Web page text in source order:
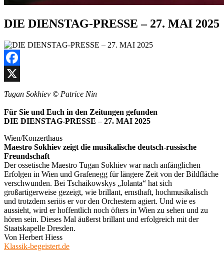
DIE DIENSTAG-PRESSE – 27. MAI 2025
Facebook
X
Tugan Sokhiev © Patrice Nin
Für Sie und Euch in den Zeitungen gefunden
DIE DIENSTAG-PRESSE – 27. MAI 2025
Wien/Konzerthaus
Maestro Sokhiev zeigt die musikalische deutsch-russische
Freundschaft
Der ossetische Maestro Tugan Sokhiev war nach anfänglichen
Erfolgen in Wien und Grafenegg für längere Zeit von der Bildfläche
verschwunden. Bei Tschaikowskys „Iolanta“ hat sich
großartigerweise gezeigt, wie brillant, ernsthaft, hochmusikalisch
und trotzdem seriös er vor den Orchestern agiert. Und wie es
aussieht, wird er hoffentlich noch öfters in Wien zu sehen und zu
hören sein. Dieses Mal äußerst brillant und erfolgreich mit der
Staatskapelle Dresden.
Von Herbert Hiess
Klassik-begeistert.de